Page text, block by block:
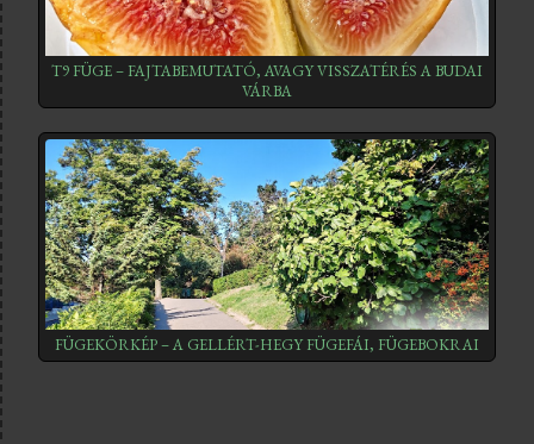
T9 FÜGE – FAJTABEMUTATÓ, AVAGY VISSZATÉRÉS A BUDAI
VÁRBA
FÜGEKÖRKÉP – A GELLÉRT-HEGY FÜGEFÁI, FÜGEBOKRAI